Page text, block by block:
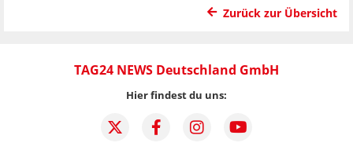
Zurück zur Übersicht
TAG24 NEWS Deutschland GmbH
Hier findest du uns: